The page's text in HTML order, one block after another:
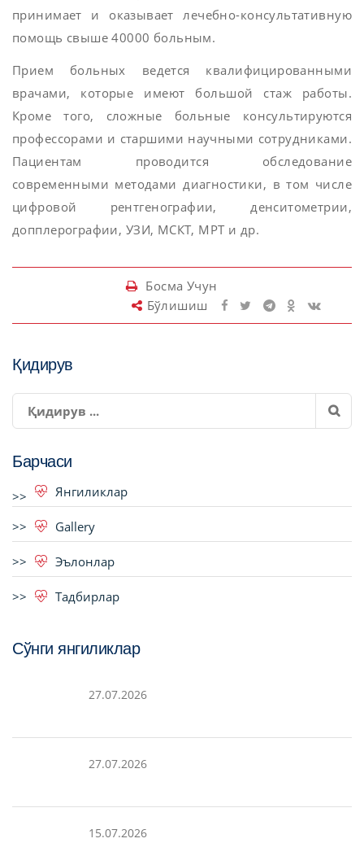
принимает и оказывает лечебно-консультативную
помощь свыше 40000 больным.
Прием больных ведется квалифицированными
врачами, которые имеют большой стаж работы.
Кроме того, сложные больные консультируются
профессорами и старшими научными сотрудниками.
Пациентам проводится обследование
современными методами диагностики, в том числе
цифровой рентгенографии, денситометрии,
допплерографии, УЗИ, МСКТ, МРТ и др.
Босма Учун
Бўлишиш
Қидирув
Барчаси
Янгиликлар
Gallery
Эълонлар
Тадбирлар
Сўнги янгиликлар
27.07.2026
27.07.2026
15.07.2026